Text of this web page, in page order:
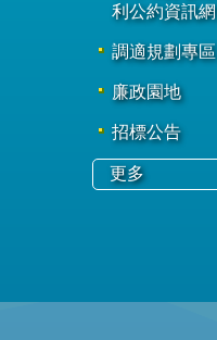
利公約資訊網
調適規劃專區
廉政園地
招標公告
更多